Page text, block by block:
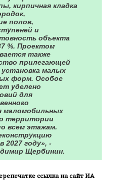
кирпичная кладка
полов,
и
объекта
%. Проектом
также
прилегающей
малых
форм. Особое
уделено
для
маломобильных
территории
всем этажам.
2027 году», -
Щербинин.
ссылка на сайт ИА